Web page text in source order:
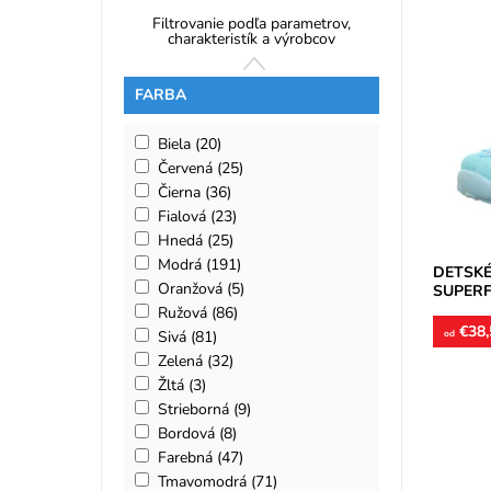
Značka:
Záruka:
od
stielky
Filtrovanie podľa parametrov,
charakteristík a výrobcov
FARBA
Biela (20)
Červená (25)
Čierna (36)
Fialová (23)
Hnedá (25)
Modrá (191)
Oranžová (5)
Ružová (86)
Sivá (81)
Zelená (32)
Žltá (3)
Strieborná (9)
Bordová (8)
Farebná (47)
Tmavomodrá (71)